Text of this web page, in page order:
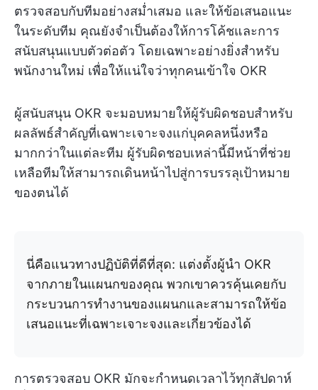
ตรวจสอบกับทีมอย่างสม่ำเสมอ และให้ข้อเสนอแนะ
ในระดับทีม คุณยังจำเป็นต้องให้การโค้ชและการ
สนับสนุนแบบตัวต่อตัว โดยเฉพาะอย่างยิ่งสำหรับ
พนักงานใหม่ เพื่อให้แน่ใจว่าทุกคนเข้าใจ OKR
ผู้สนับสนุน OKR จะมอบหมายให้ผู้รับผิดชอบสำหรับ
ผลลัพธ์สำคัญที่เฉพาะเจาะจงแก่บุคคลหนึ่งหรือ
มากกว่าในแต่ละทีม ผู้รับผิดชอบเหล่านี้มีหน้าที่ช่วย
เหลือทีมให้สามารถเดินหน้าไปสู่การบรรลุเป้าหมาย
ของตนได้
นี่คือแนวทางปฏิบัติที่ดีที่สุด: แต่งตั้งผู้นำ OKR
จากภายในแผนกของคุณ พวกเขาควรคุ้นเคยกับ
กระบวนการทำงานของแผนกและสามารถให้ข้อ
เสนอแนะที่เฉพาะเจาะจงและเกี่ยวข้องได้
การตรวจสอบ OKR มักจะกำหนดเวลาไว้ทุกสัปดาห์